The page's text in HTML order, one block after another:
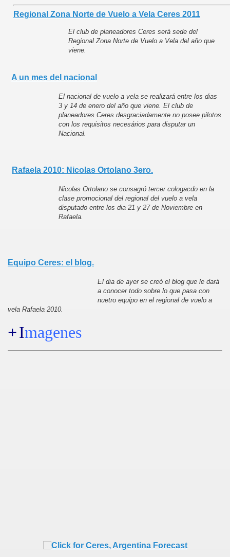
Regional Zona Norte de Vuelo a Vela Ceres 2011
El club de planeadores Ceres será sede del
Regional Zona Norte de Vuelo a Vela del año que
viene.
A un mes del nacional
El nacional de vuelo a vela se realizará entre los dias
3 y 14 de enero del año que viene. El club de
planeadores Ceres desgraciadamente no posee pilotos
con los requisitos necesários para disputar un
Nacional.
Rafaela 2010: Nicolas Ortolano 3ero.
Nicolas Ortolano se consagró tercer cologacdo en la
clase promocional del regional del vuelo a vela
disputado entre los dia 21 y 27 de Noviembre en
Rafaela.
Equipo Ceres: el blog.
El dia de ayer se creó el blog que le dará
a conocer todo sobre lo que pasa con
nuetro equipo en el regional de vuelo a
vela Rafaela 2010.
+Imagenes